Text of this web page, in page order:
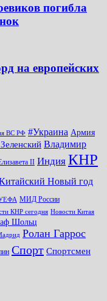
погибла
на европейских
ВС РФ #Украина Армия
Владимир
II Индия КНР
Новый год
УЕФА МИД России
КНР сегодня Новости Китая
Шольц
Ролан Гаррос
Спорт Спортсмен